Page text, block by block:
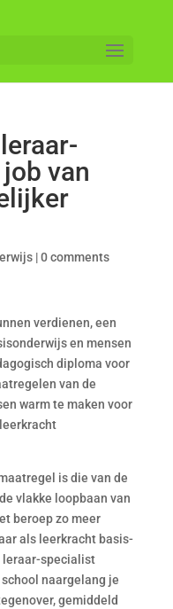
van
|0 comments
verdienen, een
en mensen
diploma voor
van de
warm te maken voor
is die van de
vlakke loopbaan van
beroep zo meer
als leerkracht basis-
leraar-specialist
naargelang je
gemiddeld